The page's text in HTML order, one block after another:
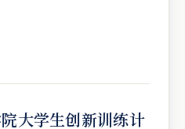
大学生创新训练计